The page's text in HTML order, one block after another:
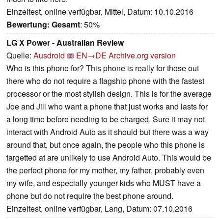
Einzeltest, online verfügbar, Mittel, Datum: 10.10.2016
Bewertung: Gesamt: 50%
LG X Power - Australian Review
Quelle: Ausdroid EN→DE Archive.org version
Who is this phone for? This phone is really for those out
there who do not require a flagship phone with the fastest
processor or the most stylish design. This is for the average
Joe and Jill who want a phone that just works and lasts for
a long time before needing to be charged. Sure it may not
interact with Android Auto as it should but there was a way
around that, but once again, the people who this phone is
targetted at are unlikely to use Android Auto. This would be
the perfect phone for my mother, my father, probably even
my wife, and especially younger kids who MUST have a
phone but do not require the best phone around.
Einzeltest, online verfügbar, Lang, Datum: 07.10.2016